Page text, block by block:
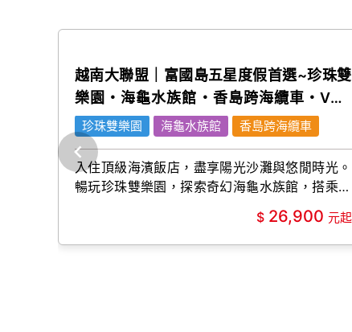
越南大聯盟｜富國島五星度假首選~珍珠雙
樂園・海龜水族館・香島跨海纜車・VUI-
FEST 五日(嚴選)
珍珠雙樂園 海龜水族館 香島跨海纜車
入住頂級海濱飯店，盡享陽光沙灘與悠閒時光。
暢玩珍珠雙樂園，探索奇幻海龜水族館，搭乘香
島跨海纜車俯瞰碧海藍天，夜訪VUI-FEST感受
26,900